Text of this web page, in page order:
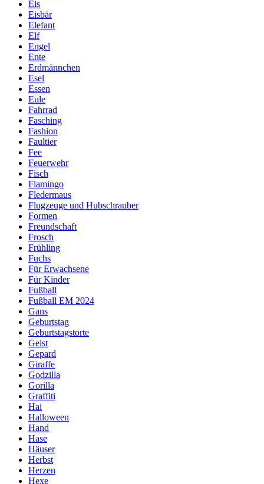
Eis
Eisbär
Elefant
Elf
Engel
Ente
Erdmännchen
Esel
Essen
Eule
Fahrrad
Fasching
Fashion
Faultier
Fee
Feuerwehr
Fisch
Flamingo
Fledermaus
Flugzeuge und Hubschrauber
Formen
Freundschaft
Frosch
Frühling
Fuchs
Für Erwachsene
Für Kinder
Fußball
Fußball EM 2024
Gans
Geburtstag
Geburtstagstorte
Geist
Gepard
Giraffe
Godzilla
Gorilla
Graffiti
Hai
Halloween
Hand
Hase
Häuser
Herbst
Herzen
Hexe